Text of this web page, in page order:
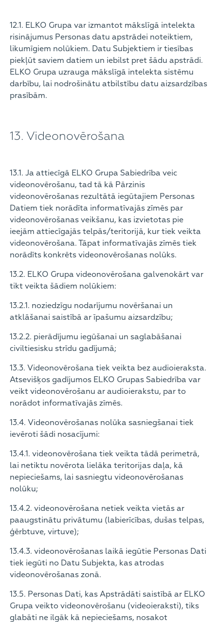
12.1. ELKO Grupa var izmantot mākslīgā intelekta
risinājumus Personas datu apstrādei noteiktiem,
likumīgiem nolūkiem. Datu Subjektiem ir tiesības
piekļūt saviem datiem un iebilst pret šādu apstrādi.
ELKO Grupa uzrauga mākslīgā intelekta sistēmu
darbību, lai nodrošinātu atbilstību datu aizsardzības
prasībām.
13. Videonovērošana
13.1. Ja attiecīgā ELKO Grupa Sabiedrība veic
videonovērošanu, tad tā kā Pārzinis
videonovērošanas rezultātā iegūtajiem Personas
Datiem tiek norādīta informatīvajās zīmēs par
videonovērošanas veikšanu, kas izvietotas pie
ieejām attiecīgajās telpās/teritorijā, kur tiek veikta
videonovērošana. Tāpat informatīvajās zīmēs tiek
norādīts konkrēts videonovērošanas nolūks.
13.2. ELKO Grupa videonovērošana galvenokārt var
tikt veikta šādiem nolūkiem:
13.2.1. noziedzīgu nodarījumu novēršanai un
atklāšanai saistībā ar īpašumu aizsardzību;
13.2.2. pierādījumu iegūšanai un saglabāšanai
civiltiesisku strīdu gadījumā;
13.3. Videonovērošana tiek veikta bez audioieraksta.
Atsevišķos gadījumos ELKO Grupas Sabiedrība var
veikt videonovērošanu ar audioierakstu, par to
norādot informatīvajās zīmēs.
13.4. Videonovērošanas nolūka sasniegšanai tiek
ievēroti šādi nosacījumi:
13.4.1. videonovērošana tiek veikta tādā perimetrā,
lai netiktu novērota lielāka teritorijas daļa, kā
nepieciešams, lai sasniegtu videonovērošanas
nolūku;
13.4.2. videonovērošana netiek veikta vietās ar
paaugstinātu privātumu (labierīcības, dušas telpas,
ģērbtuve, virtuve);
13.4.3. videonovērošanas laikā iegūtie Personas Dati
tiek iegūti no Datu Subjekta, kas atrodas
videonovērošanas zonā.
13.5. Personas Dati, kas Apstrādāti saistībā ar ELKO
Grupa veikto videonovērošanu (videoieraksti), tiks
glabāti ne ilgāk kā nepieciešams, nosakot